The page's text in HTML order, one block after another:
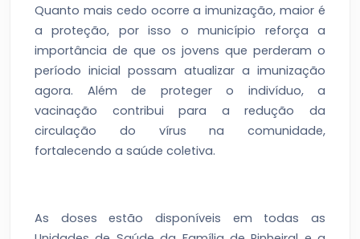
Quanto mais cedo ocorre a imunização, maior é
a proteção, por isso o município reforça a
importância de que os jovens que perderam o
período inicial possam atualizar a imunização
agora. Além de proteger o indivíduo, a
vacinação contribui para a redução da
circulação do vírus na comunidade,
fortalecendo a saúde coletiva.
As doses estão disponíveis em todas as